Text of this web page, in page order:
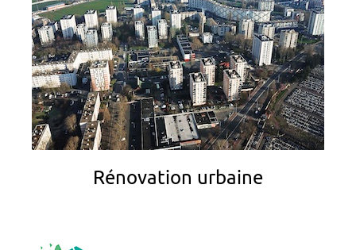
Rénovation urbaine